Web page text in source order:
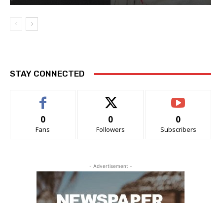
STAY CONNECTED
0
Fans
0
Followers
0
Subscribers
- Advertisement -